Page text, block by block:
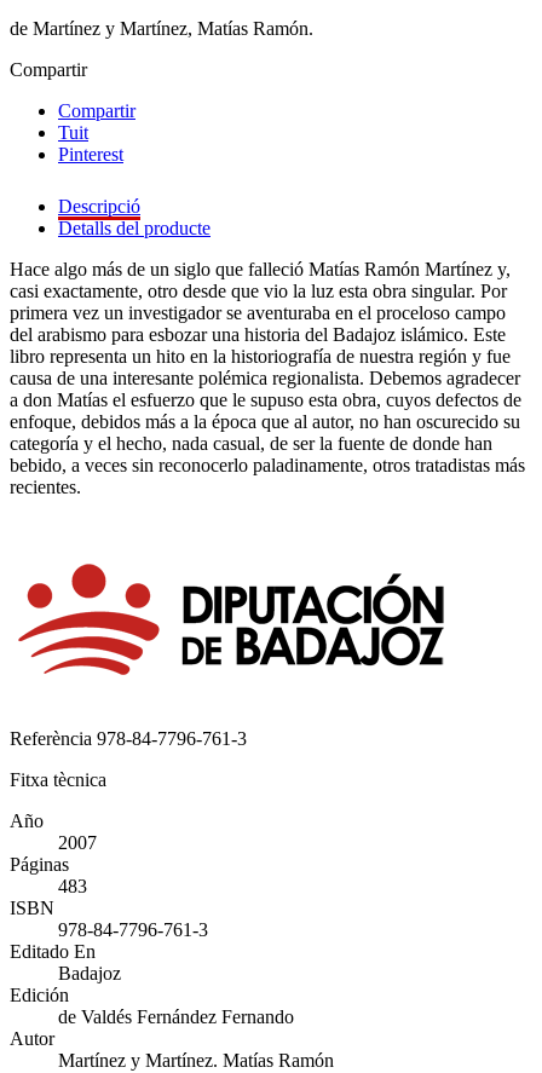
de Martínez y Martínez, Matías Ramón.
Compartir
Compartir
Tuit
Pinterest
Descripció
Detalls del producte
Hace algo más de un siglo que falleció Matías Ramón Martínez y,
casi exactamente, otro desde que vio la luz esta obra singular. Por
primera vez un investigador se aventuraba en el proceloso campo
del arabismo para esbozar una historia del Badajoz islámico. Este
libro representa un hito en la historiografía de nuestra región y fue
causa de una interesante polémica regionalista. Debemos agradecer
a don Matías el esfuerzo que le supuso esta obra, cuyos defectos de
enfoque, debidos más a la época que al autor, no han oscurecido su
categoría y el hecho, nada casual, de ser la fuente de donde han
bebido, a veces sin reconocerlo paladinamente, otros tratadistas más
recientes.
Referència 978-84-7796-761-3
Fitxa tècnica
Año
2007
Páginas
483
ISBN
978-84-7796-761-3
Editado En
Badajoz
Edición
de Valdés Fernández Fernando
Autor
Martínez y Martínez. Matías Ramón